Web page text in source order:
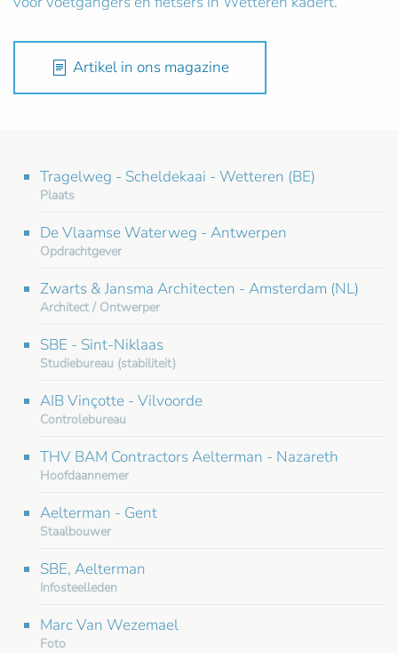
Artikel in ons magazine
Tragelweg - Scheldekaai - Wetteren (BE)
Plaats
De Vlaamse Waterweg - Antwerpen
Opdrachtgever
Zwarts & Jansma Architecten - Amsterdam (NL)
Architect / Ontwerper
SBE - Sint-Niklaas
Studiebureau (stabiliteit)
AIB Vinçotte - Vilvoorde
Controlebureau
THV BAM Contractors Aelterman - Nazareth
Hoofdaannemer
Aelterman - Gent
Staalbouwer
SBE, Aelterman
Infosteelleden
Marc Van Wezemael
Foto